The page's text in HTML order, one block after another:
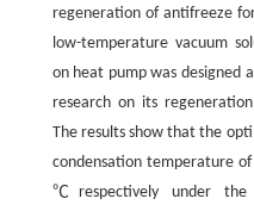
regeneration of antifreeze
low-temperature vacuum
on heat pump was designed
research on its
The results show that the
condensation temperature
℃respectively under the